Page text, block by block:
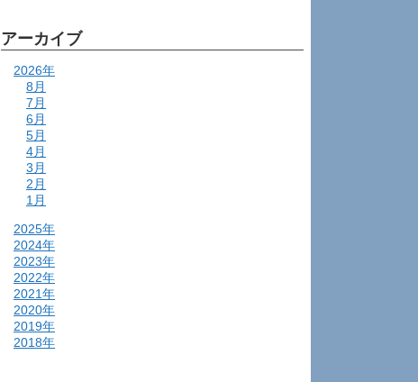
アーカイブ
2026年
8月
7月
6月
5月
4月
3月
2月
1月
2025年
2024年
2023年
2022年
2021年
2020年
2019年
2018年